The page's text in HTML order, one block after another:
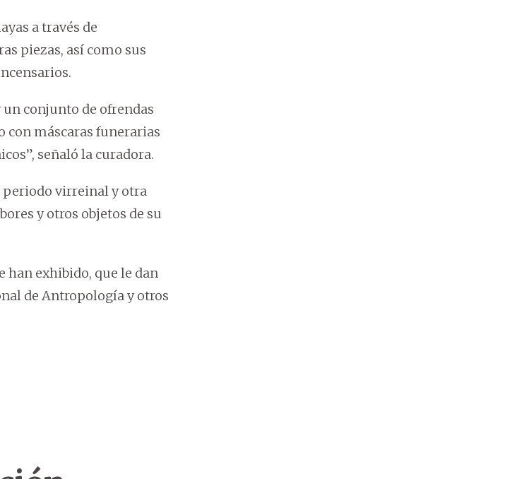
a través de
piezas, así como sus
conjunto de ofrendas
con máscaras funerarias
señaló la curadora.
periodo virreinal y otra
y otros objetos de su
han exhibido, que le dan
de Antropología y otros